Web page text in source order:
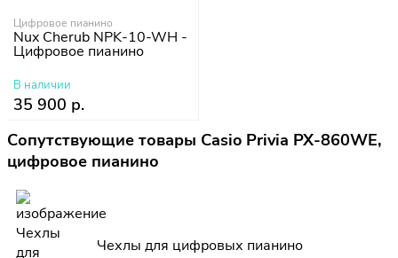
Цифровое пианино
Nux Cherub NPK-10-WH -
Цифровое пианино
В наличии
35 900 р.
Сопутствующие товары Casio Privia PX-860WE,
цифровое пианино
Чехлы для цифровых пианино